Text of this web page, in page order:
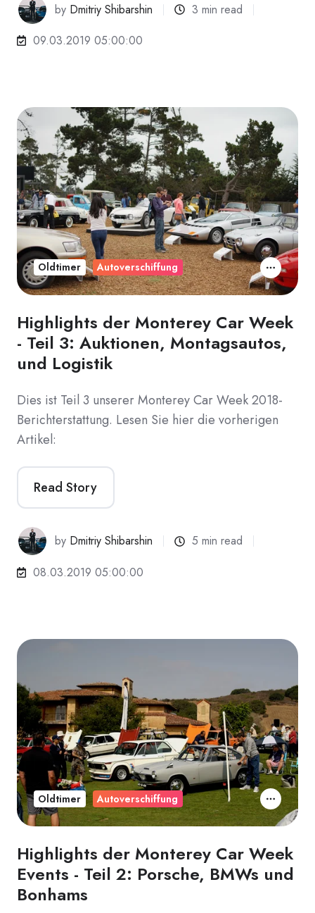
by Dmitriy Shibarshin
3 min read
09.03.2019 05:00:00
Highlights der Monterey Car Week
- Teil 3: Auktionen, Montagsautos,
und Logistik
Dies ist Teil 3 unserer Monterey Car Week 2018-
Berichterstattung. Lesen Sie hier die vorherigen
Artikel:
Read Story
by Dmitriy Shibarshin
5 min read
08.03.2019 05:00:00
Oldtimer Autoverschiffung
Highlights der Monterey Car Week
Events - Teil 2: Porsche, BMWs und
Bonhams
Oldtimer Autoverschiffung